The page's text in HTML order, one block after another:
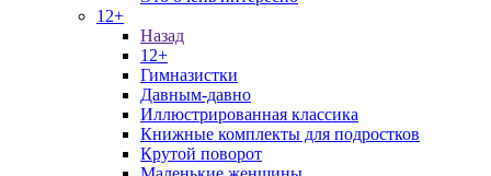
12+
Назад
12+
Гимназистки
Давным-давно
Иллюстрированная классика
Книжные комплекты для подростков
Крутой поворот